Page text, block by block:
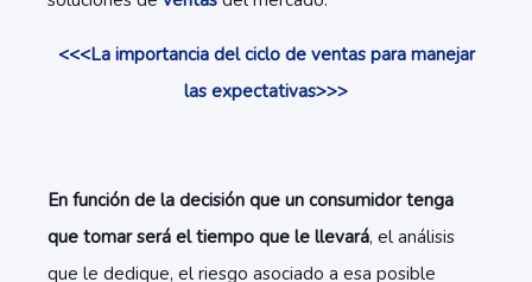
<<<La importancia del ciclo de ventas para manejar
las expectativas>>>
En función de la decisión que un consumidor tenga
que tomar será el tiempo que le llevará, el análisis
que le dedique, el riesgo asociado a esa posible